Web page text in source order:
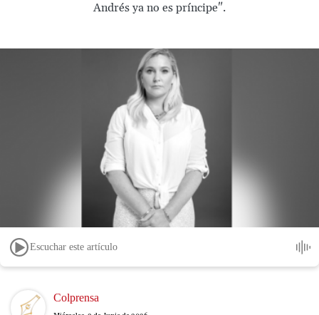
Andrés ya no es príncipe".
Escuchar este artículo
Image Colprensa